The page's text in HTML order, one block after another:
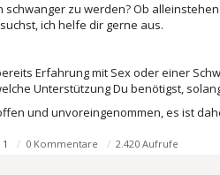
schwanger zu werden? Ob
ich helfe dir gerne aus.
Erfahrung mit Sex oder einer
Unterstützung Du benötigst,
und unvoreingenommen, es ist
1 0 Kommentare 2.420 Aufrufe